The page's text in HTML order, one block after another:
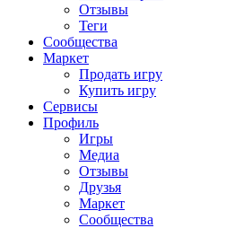
Отзывы
Теги
Сообщества
Маркет
Продать игру
Купить игру
Сервисы
Профиль
Игры
Медиа
Отзывы
Друзья
Маркет
Сообщества